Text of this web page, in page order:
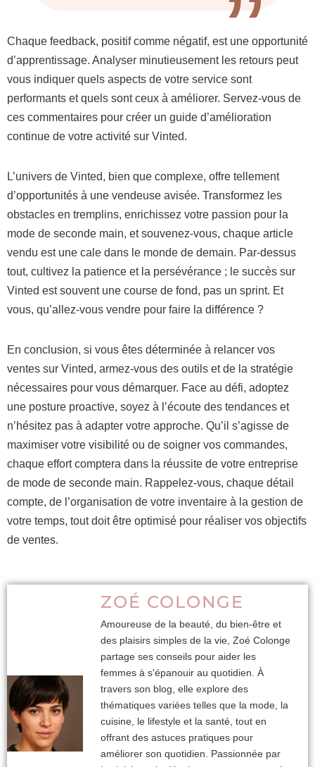
Chaque feedback, positif comme négatif, est une opportunité
d’apprentissage. Analyser minutieusement les retours peut
vous indiquer quels aspects de votre service sont
performants et quels sont ceux à améliorer. Servez-vous de
ces commentaires pour créer un guide d’amélioration
continue de votre activité sur Vinted.
L’univers de Vinted, bien que complexe, offre tellement
d’opportunités à une vendeuse avisée. Transformez les
obstacles en tremplins, enrichissez votre passion pour la
mode de seconde main, et souvenez-vous, chaque article
vendu est une cale dans le monde de demain. Par-dessus
tout, cultivez la patience et la persévérance ; le succès sur
Vinted est souvent une course de fond, pas un sprint. Et
vous, qu’allez-vous vendre pour faire la différence ?
En conclusion, si vous êtes déterminée à relancer vos
ventes sur Vinted, armez-vous des outils et de la stratégie
nécessaires pour vous démarquer. Face au défi, adoptez
une posture proactive, soyez à l’écoute des tendances et
n’hésitez pas à adapter votre approche. Qu’il s’agisse de
maximiser votre visibilité ou de soigner vos commandes,
chaque effort comptera dans la réussite de votre entreprise
de mode de seconde main. Rappelez-vous, chaque détail
compte, de l’organisation de votre inventaire à la gestion de
votre temps, tout doit être optimisé pour réaliser vos objectifs
de ventes.
ZOÉ COLONGE
Amoureuse de la beauté, du bien-être et
des plaisirs simples de la vie, Zoé Colonge
partage ses conseils pour aider les
femmes à s'épanouir au quotidien. À
travers son blog, elle explore des
thématiques variées telles que la mode, la
cuisine, le lifestyle et la santé, tout en
offrant des astuces pratiques pour
améliorer son quotidien. Passionnée par